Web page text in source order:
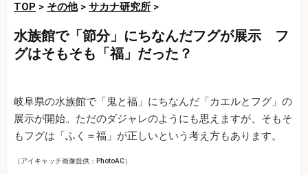
TOP > その他> サカナ研究所 >
水族館で「節分」にちなんだフグが展示 フ
グはそもそも「福」だった？
岐阜県の水族館で「鬼と福」にちなんだ「カエルとフグ」の
展示が開始。ただのダジャレのようにも思えますが、そもそ
もフグは「ふく＝福」が正しいという考え方もあります。
（アイキャッチ画像提供：PhotoAC）